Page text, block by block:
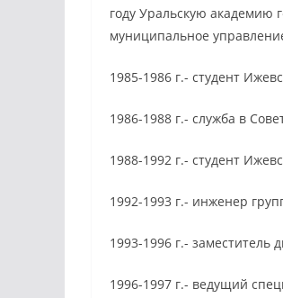
году Уральскую академию
муниципальное
1985-1986 г.- студент
1986-1988 г.- служба в
1988-1992 г.- студент
1992-1993 г.- инженер
1993-1996 г.-
1996-1997 г.- ведущий